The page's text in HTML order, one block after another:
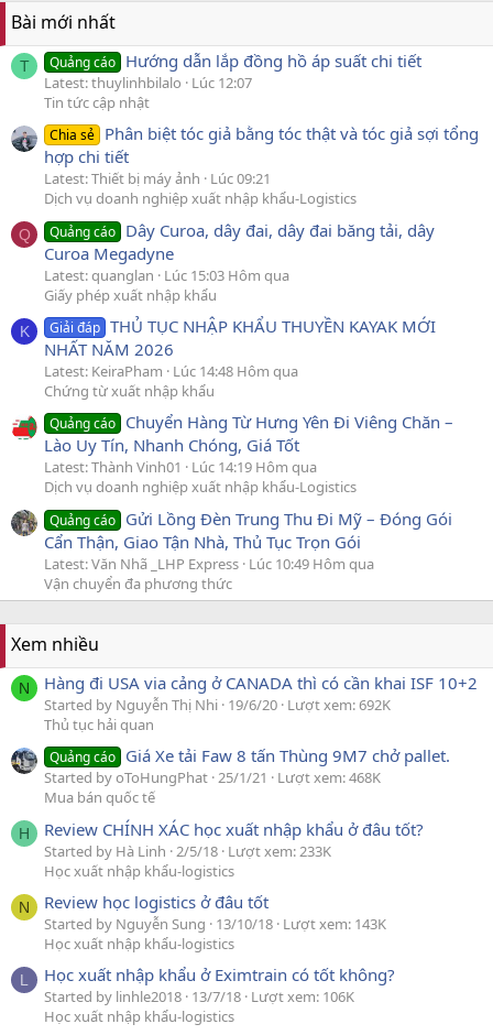
Bài mới nhất
T Quảng cáo Hướng dẫn lắp đồng hồ áp suất chi tiết
Latest: thuylinhbilalo
Lúc 12:07
Tin tức cập nhật
Chia sẻ Phân biệt tóc giả bằng tóc thật và tóc giả sợi tổng
hợp chi tiết
Latest: Thiết bị máy ảnh
Lúc 09:21
Dịch vụ doanh nghiệp xuất nhập khẩu-Logistics
Q Quảng cáo Dây Curoa, dây đai, dây đai băng tải, dây
Curoa Megadyne
Latest: quanglan
Lúc 15:03 Hôm qua
Giấy phép xuất nhập khẩu
K Giải đáp THỦ TỤC NHẬP KHẨU THUYỀN KAYAK MỚI
NHẤT NĂM 2026
Latest: KeiraPham
Lúc 14:48 Hôm qua
Chứng từ xuất nhập khẩu
Quảng cáo Chuyển Hàng Từ Hưng Yên Đi Viêng Chăn –
Lào Uy Tín, Nhanh Chóng, Giá Tốt
Latest: Thành Vinh01
Lúc 14:19 Hôm qua
Dịch vụ doanh nghiệp xuất nhập khẩu-Logistics
Quảng cáo Gửi Lồng Đèn Trung Thu Đi Mỹ – Đóng Gói
Cẩn Thận, Giao Tận Nhà, Thủ Tục Trọn Gói
Latest: Văn Nhã _LHP Express Lúc 10:49 Hôm qua
Vận chuyển đa phương thức
Xem nhiều
N Hàng đi USA via cảng ở CANADA thì có cần khai ISF 10+2
Started by Nguyễn Thị Nhi 19/6/20 Lượt xem: 692K
Thủ tục hải quan
Quảng cáo Giá Xe tải Faw 8 tấn Thùng 9M7 chở pallet.
Started by oToHungPhat 25/1/21
Lượt xem: 468K
Mua bán quốc tế
H Review CHÍNH XÁC học xuất nhập khẩu ở đâu tốt?
Started by Hà Linh 2/5/18 Lượt xem: 233K
Học xuất nhập khẩu-logistics
N Review học logistics ở đâu tốt
Started by Nguyễn Sung 13/10/18 Lượt xem: 143K
Học xuất nhập khẩu-logistics
L Học xuất nhập khẩu ở Eximtrain có tốt không?
Started by linhle2018 13/7/18 Lượt xem: 106K
Học xuất nhập khẩu-logistics